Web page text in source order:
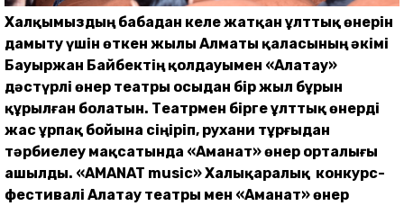
Халқымыздың бабадан келе жатқан ұлттық өнерін
дамыту үшін өткен жылы Алматы қаласының әкімі
Бауыржан Байбектің қолдауымен «Алатау»
дәстүрлі өнер театры осыдан бір жыл бұрын
құрылған болатын. Театрмен бірге ұлттық өнерді
жас ұрпақ бойына сіңіріп, рухани тұрғыдан
тәрбиелеу мақсатында «Аманат» өнер орталығы
ашылды. «AMANAT musiс» Халықаралық конкурс-
фестивалі Алатау театры мен «Аманат» өнер